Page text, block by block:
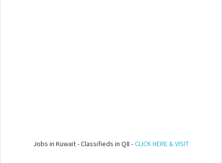
Jobs in Kuwait - Classifieds in Q8 -CLICK HERE & VISIT